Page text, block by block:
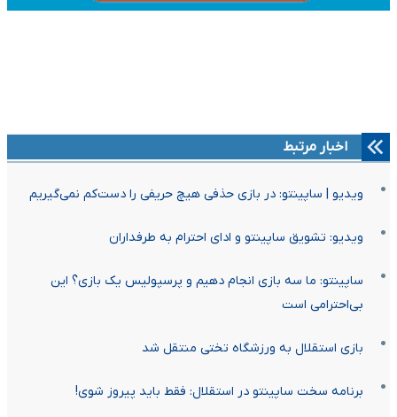
اخبار مرتبط
ویدیو | ساپینتو: در بازی حذفی هیچ حریفی را دست‌کم نمی‌گیریم
ویدیو: تشویق ساپینتو و ادای احترام به طرفداران
ساپینتو: ما سه بازی انجام دهیم و پرسپولیس یک بازی؟ این
بی‌احترامی است
بازی استقلال به ورزشگاه تختی منتقل شد
برنامه سخت ساپینتو در استقلال: فقط باید پیروز شوی!